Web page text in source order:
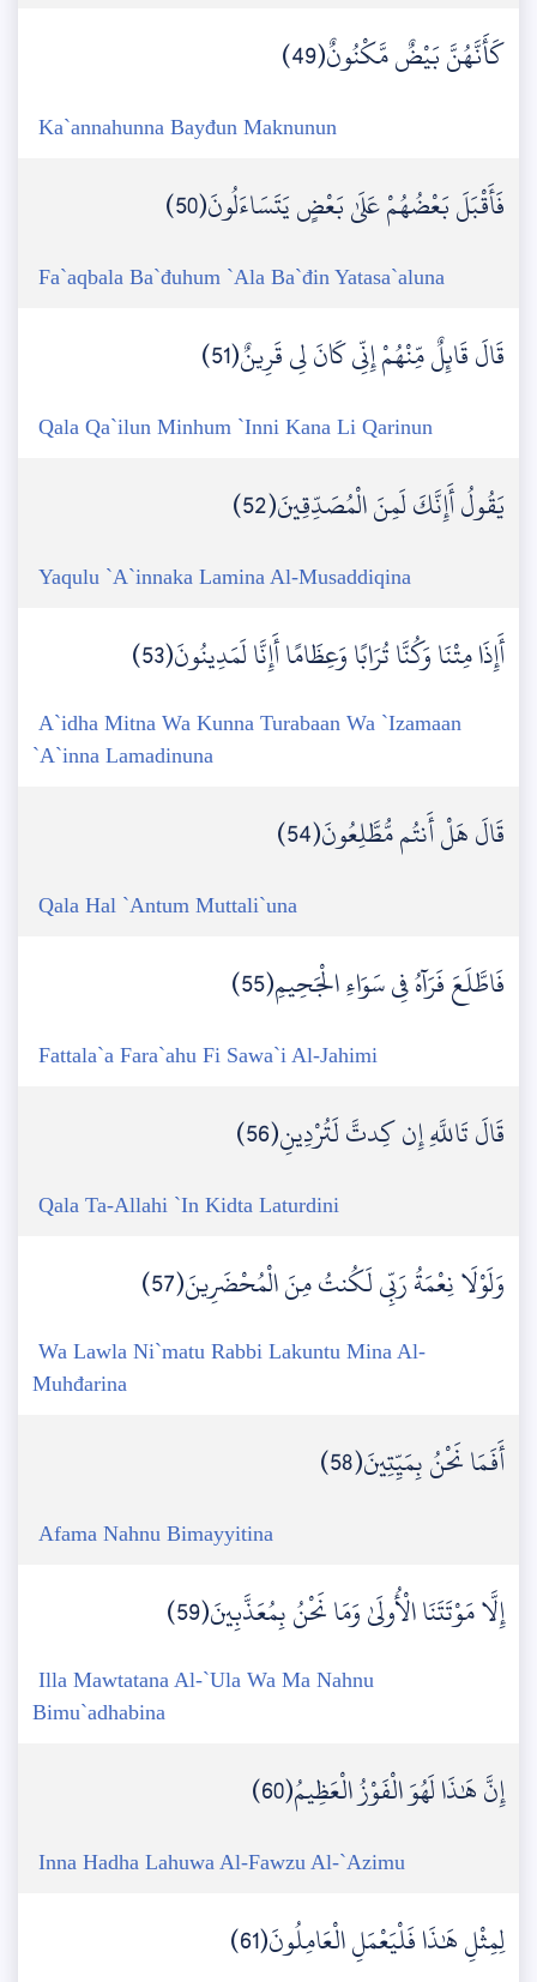
كَأَنَّهُنَّ بَيْضٌ مَّكْنُونٌ(49)
Ka`annahunna Bayđun Maknunun
فَأَقْبَلَ بَعْضُهُمْ عَلَىٰ بَعْضٍ يَتَسَاءَلُونَ(50)
Fa`aqbala Ba`đuhum `Ala Ba`đin Yatasa`aluna
قَالَ قَائِلٌ مِّنْهُمْ إِنِّي كَانَ لِي قَرِينٌ(51)
Qala Qa`ilun Minhum `Inni Kana Li Qarinun
يَقُولُ أَإِنَّكَ لَمِنَ الْمُصَدِّقِينَ(52)
Yaqulu `A`innaka Lamina Al-Musaddiqina
أَإِذَا مِتْنَا وَكُنَّا تُرَابًا وَعِظَامًا أَإِنَّا لَمَدِينُونَ(53)
A`idha Mitna Wa Kunna Turabaan Wa `Izamaan
`A`inna Lamadinuna
قَالَ هَلْ أَنتُم مُّطَّلِعُونَ(54)
Qala Hal `Antum Muttali`una
فَاطَّلَعَ فَرَآهُ فِي سَوَاءِ الْجَحِيمِ(55)
Fattala`a Fara`ahu Fi Sawa`i Al-Jahimi
قَالَ تَاللَّهِ إِن كِدتَّ لَتُرْدِينِ(56)
Qala Ta-Allahi `In Kidta Laturdini
وَلَوْلَا نِعْمَةُ رَبِّي لَكُنتُ مِنَ الْمُحْضَرِينَ(57)
Wa Lawla Ni`matu Rabbi Lakuntu Mina Al-
Muhđarina
أَفَمَا نَحْنُ بِمَيِّتِينَ(58)
Afama Nahnu Bimayyitina
إِلَّا مَوْتَتَنَا الْأُولَىٰ وَمَا نَحْنُ بِمُعَذَّبِينَ(59)
Illa Mawtatana Al-`Ula Wa Ma Nahnu
Bimu`adhabina
إِنَّ هَٰذَا لَهُوَ الْفَوْزُ الْعَظِيمُ(60)
Inna Hadha Lahuwa Al-Fawzu Al-`Azimu
لِمِثْلِ هَٰذَا فَلْيَعْمَلِ الْعَامِلُونَ(61)